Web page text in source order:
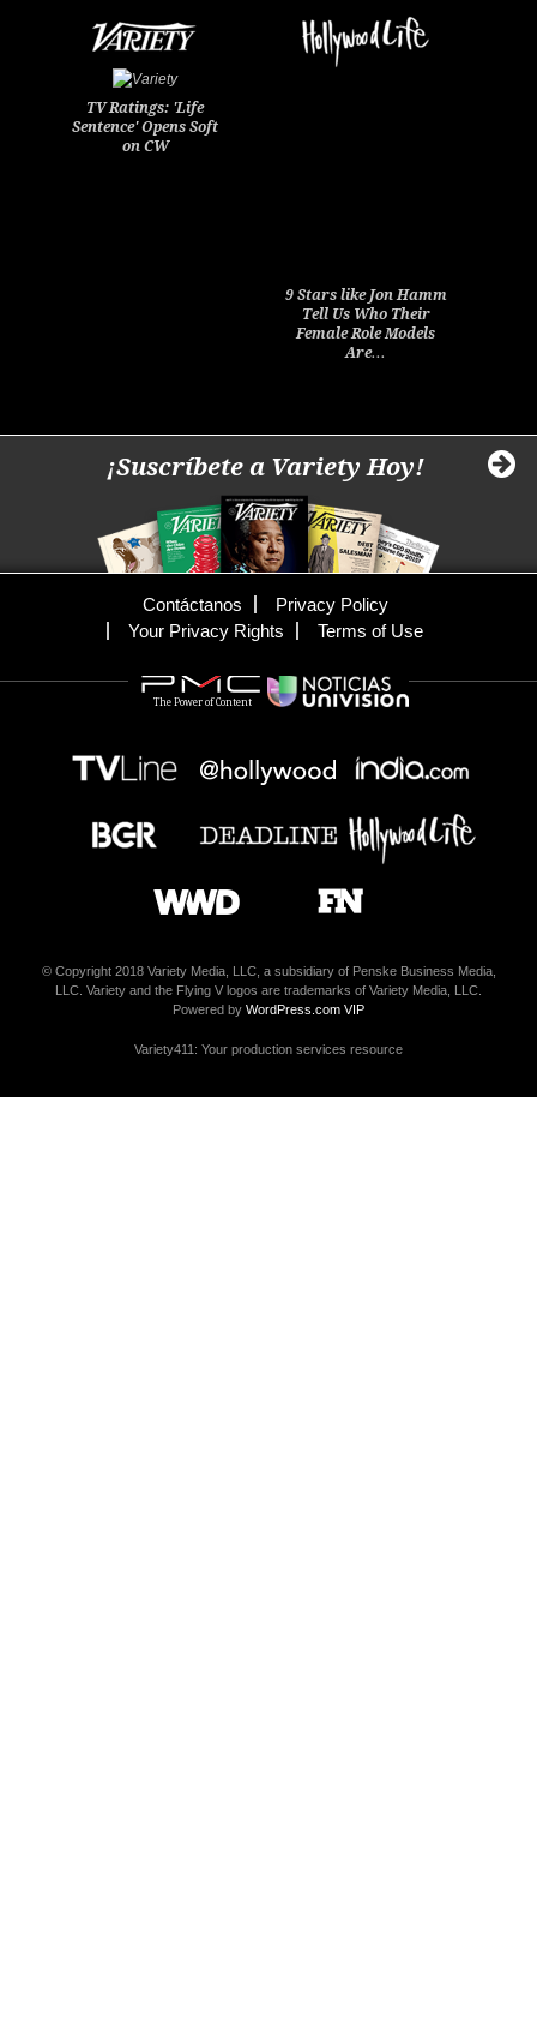
TV Ratings: 'Life
Sentence' Opens Soft
on CW
9 Stars like Jon Hamm
Tell Us Who Their
Female Role Models
Are…
¡Suscríbete a Variety Hoy!
Contáctanos
Privacy Policy
Your Privacy Rights
Terms of Use
The Power of Content
© Copyright 2018 Variety Media, LLC, a subsidiary of Penske Business Media,
LLC. Variety and the Flying V logos are trademarks of Variety Media, LLC.
Powered by WordPress.com VIP
Variety411: Your production services resource